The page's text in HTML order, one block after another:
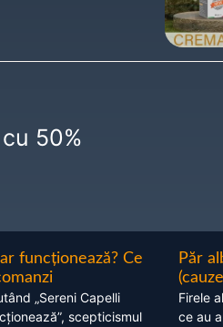
50%
funcționează? Ce
„Sereni Capelli
scepticismul
Păr
Firele
ce au